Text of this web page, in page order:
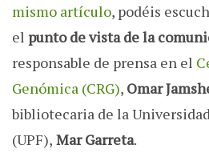
mismo artículo, podéis
el punto de vista de la
responsable de prensa en el
Genómica (CRG), Omar
bibliotecaria de la
(UPF), Mar Garreta.